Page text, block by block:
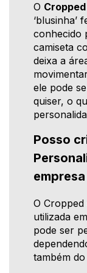
O
‘blusinha’
conhecido
camiseta
deixa a
ele pode
quiser, o
Posso
O
utilizada
pode ser
também